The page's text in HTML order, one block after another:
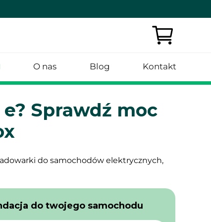
O nas Blog Kontakt
do twojego samochodu
do samochodów elektrycznych,
Sprawdź moc